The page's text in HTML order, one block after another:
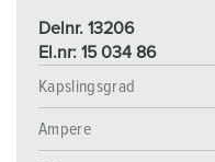
Delnr. 13206
El.nr: 15 034 86
Kapslingsgrad
Ampere